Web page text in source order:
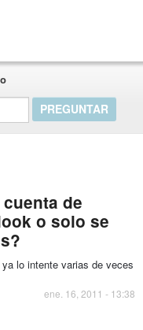
de
o solo se
lo intente varias de veces
ene. 16, 2011 - 13:38